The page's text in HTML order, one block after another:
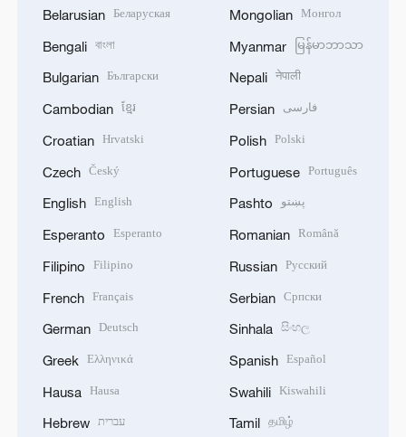
Belarusian Беларуская
Bengali বাংলা
Bulgarian Български
Cambodian ខ្មែរ
Croatian Hrvatski
Czech Český
English English
Esperanto Esperanto
Filipino Filipino
French Français
German Deutsch
Greek Ελληνικά
Hausa Hausa
Hebrew עברית
Mongolian Монгол
Myanmar မြန်မာဘာသာ
Nepali नेपाली
Persian فارسی
Polish Polski
Portuguese Português
Pashto پښتو
Romanian Română
Russian Русский
Serbian Српски
Sinhala සිංහල
Spanish Español
Swahili Kiswahili
Tamil தமிழ்